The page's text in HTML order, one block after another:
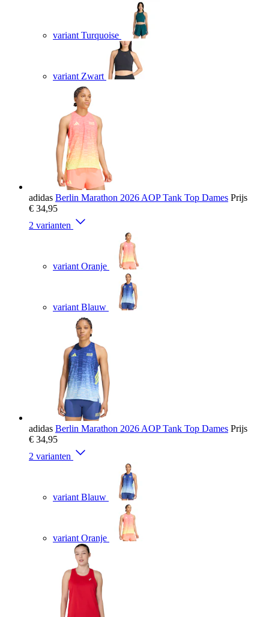
variant Turquoise
variant Zwart
adidas Berlin Marathon 2026 AOP Tank Top Dames Prijs
€ 34,95
2 varianten
variant Oranje
variant Blauw
adidas Berlin Marathon 2026 AOP Tank Top Dames Prijs
€ 34,95
2 varianten
variant Blauw
variant Oranje